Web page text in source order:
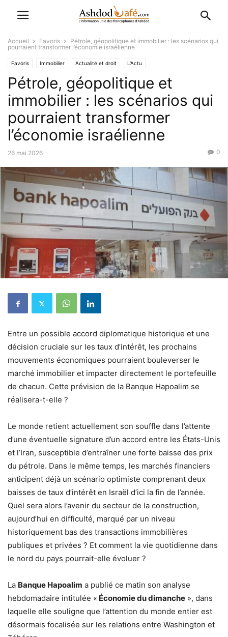
Accueil Favoris
Pétrole, géopolitique et immobilier : les scénarios qui
pourraient transformer l’économie israélienne
Favoris Immobilier Actualité et droit L'Actu
Economique-Juridique-Fiscal
Pétrole, géopolitique et
immobilier : les scénarios qui
pourraient transformer
l’économie israélienne
26 mai 2026 0
Entre un possible accord diplomatique historique et une
décision cruciale sur les taux d’intérêt, les prochains
mouvements économiques pourraient bouleverser le
marché immobilier et impacter directement le portefeuille
de chacun. Cette prévision de la Banque Hapoalim se
réalisera-t-elle ?
Le monde retient actuellement son souffle dans l’attente
d’une éventuelle signature d’un accord entre les États-Unis
et l’Iran, susceptible d’entraîner une forte baisse des prix
du pétrole. Dans le même temps, les marchés financiers
anticipent déjà un scénario optimiste comprenant deux
baisses de taux d’intérêt en Israël d’ici la fin de l’année.
Quel sera alors l’avenir du secteur de la construction,
aujourd’hui en difficulté, marqué par un niveau
historiquement bas des transactions immobilières
publiques et privées ? Et comment la vie quotidienne dans
le nord du pays pourrait-elle évoluer ?
La Banque Hapoalim a publié ce matin son analyse
hebdomadaire intitulée « Économie du dimanche », dans
laquelle elle souligne que l’attention du monde entier est
désormais focalisée sur les relations entre Washington et